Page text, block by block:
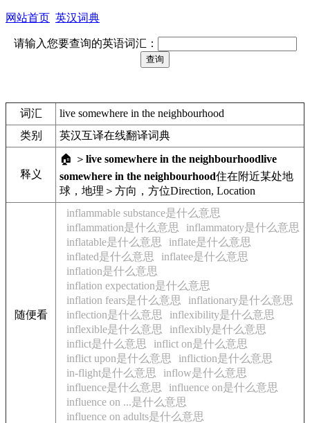
网站首页 英汉词典
请输入您要查询的英语词汇：
词汇
live somewhere in the neighbourhood
类别
英汉互译在线翻译词典
释义
🏠 ＞ live somewhere in the neighbourhoodlive
somewhere in the neighbourhood住在附近某处地
球，地理＞方向，方位Direction, Location
随便看
inflammable substance是什么意思
inflammation是什么意思
inflammatory是什么意思
inflatable是什么意思
inflate是什么意思
inflated是什么意思
inflatee是什么意思
inflation是什么意思
inflation expectation是什么意思
inflation fears是什么意思
inflationary是什么意思
inflection是什么意思
inflexibility是什么意思
inflexible是什么意思
inflexibly是什么意思
inflict是什么意思
inflict on是什么意思
inflict upon是什么意思
infliction是什么意思
in-flight是什么意思
inflow是什么意思
influence是什么意思
influence on是什么意思
influence on ...是什么意思
influence on adults是什么意思